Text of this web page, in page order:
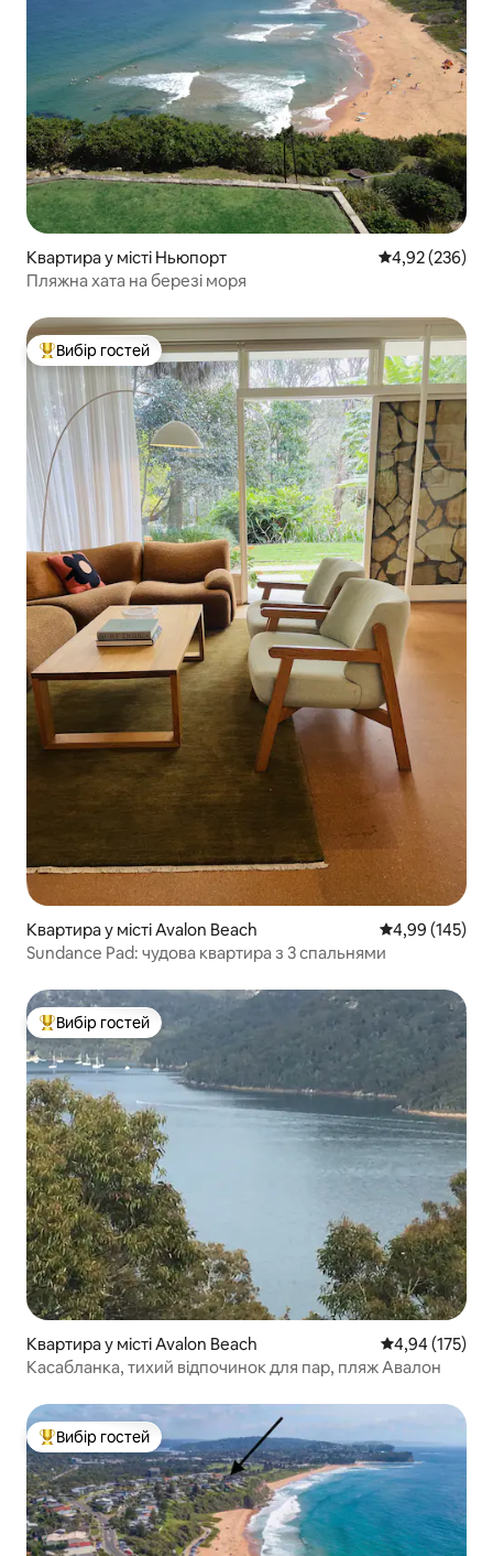
Квартира у місті Ньюпорт Середня
4,92 (236)
Пляжна хата на березі моря
Топ вибір гостей
Вибір гостей
Квартира у місті Avalon Beach Середня
4,99 (145)
Sundance Pad: чудова квартира з 3 спальнями
Топ вибір гостей
Вибір гостей
Квартира у місті Avalon Beach Середня
4,94 (175)
Касабланка, тихий відпочинок для пар, пляж Авалон
Топ вибір гостей
Вибір гостей